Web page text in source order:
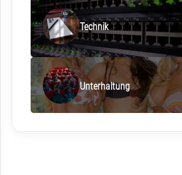
Technik
Unterhaltung